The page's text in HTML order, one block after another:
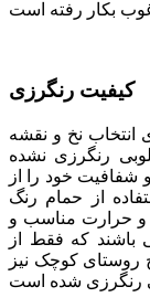
کیفیت رنگرزی
انتخاب نخ و نقشه
رنگرزی نشده
شفافیت خود را از
از حمام رنگ
و حرارت مناسب و
باشند که فقط از
روستای کوچک نیز